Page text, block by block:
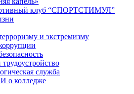
клуб “СПОРТСТИМУЛ”
и экстремизму
служба
о колледже